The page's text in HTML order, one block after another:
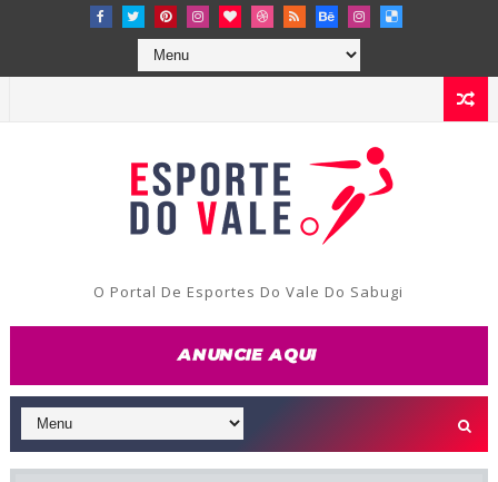
O Portal De Esportes Do Vale Do Sabugi